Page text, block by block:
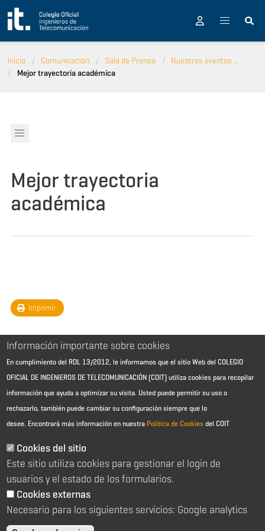
Pasar al contenido principal
Inicio Comunicación Sala de Prensa
Nuestros eventos ...
Mejor trayectoria académica
Mejor trayectoria
académica
Imprimir
Aviso Legal - Información general
Política de cookies
Política de reembolso
Sitemap
C/ Almagro 2 1º Izqda 28010 Madrid
91 391 10 66
Información importante sobre cookies
En cumplimiento del RDL 13/2012, le informamos que el sitio Web del COLEGIO
OFICIAL DE INGENIEROS DE TELECOMUNICACIÓN (COIT) utiliza cookies para recopilar
información que ayuda a optimizar su visita. Usted puede permitir su uso o
rechazarlo, también puede cambiar su configuración siempre que lo
desee. Encontrará más información en nuestra Política de Cookies del COIT
Cookies del sitio
Este sitio utiliza cookies para gestionar el login de
usuarios y el estado de los formularios.
Cookies externas
Necesario para los siguientes servicios: Google analytics